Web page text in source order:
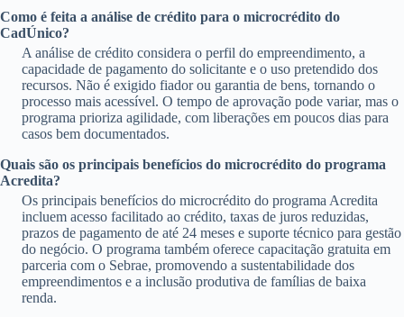
Como é feita a análise de crédito para o microcrédito do
CadÚnico?
A análise de crédito considera o perfil do empreendimento, a
capacidade de pagamento do solicitante e o uso pretendido dos
recursos. Não é exigido fiador ou garantia de bens, tornando o
processo mais acessível. O tempo de aprovação pode variar, mas o
programa prioriza agilidade, com liberações em poucos dias para
casos bem documentados.
Quais são os principais benefícios do microcrédito do programa
Acredita?
Os principais benefícios do microcrédito do programa Acredita
incluem acesso facilitado ao crédito, taxas de juros reduzidas,
prazos de pagamento de até 24 meses e suporte técnico para gestão
do negócio. O programa também oferece capacitação gratuita em
parceria com o Sebrae, promovendo a sustentabilidade dos
empreendimentos e a inclusão produtiva de famílias de baixa
renda.